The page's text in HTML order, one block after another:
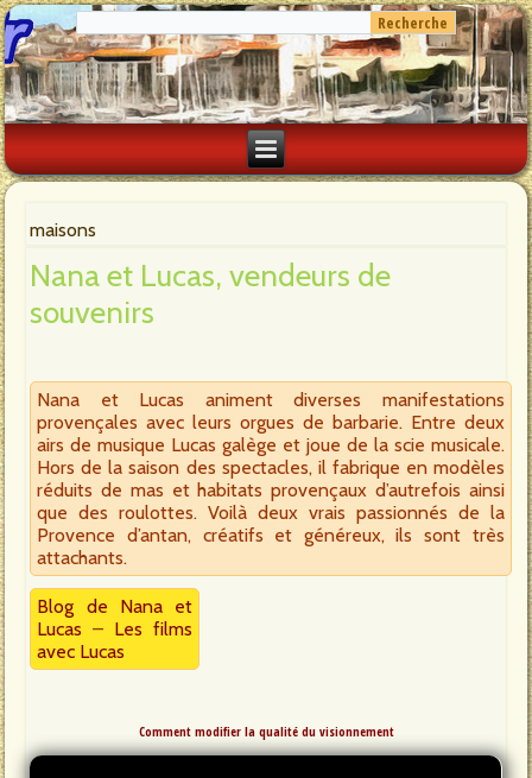
maisons
Nana et Lucas, vendeurs de
souvenirs
Nana et Lucas animent diverses manifestations
provençales avec leurs orgues de barbarie. Entre deux
airs de musique Lucas galège et joue de la scie musicale.
Hors de la saison des spectacles, il fabrique en modèles
réduits de mas et habitats provençaux d’autrefois ainsi
que des roulottes. Voilà deux vrais passionnés de la
Provence d’antan, créatifs et généreux, ils sont très
attachants.
Blog de Nana et
Lucas – Les films
avec Lucas
Comment modifier la qualité du visionnement